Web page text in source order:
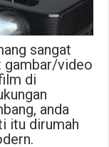
sangat
gambar/video
di
anda
itu dirumah